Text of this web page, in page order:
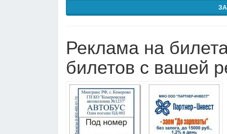
Реклама на
билетов с вашей